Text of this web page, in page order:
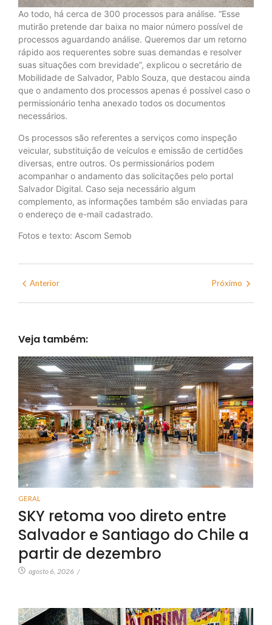
Ao todo, há cerca de 300 processos para análise. “Esse
mutirão pretende dar baixa no maior número possível de
processos aguardando análise. Queremos dar um retorno
rápido aos requerentes sobre suas demandas e resolver
suas situações com brevidade”, explicou o secretário de
Mobilidade de Salvador, Pablo Souza, que destacou ainda
que o andamento dos processos apenas é possível caso o
permissionário tenha anexado todos os documentos
necessários.
Os processos são referentes a serviços como inspeção
veicular, substituição de veículos e emissão de certidões
diversas, entre outros. Os permissionários podem
acompanhar o andamento das solicitações pelo portal
Salvador Digital. Caso seja necessário algum
complemento, as informações também são enviadas para
o endereço de e-mail cadastrado.
Fotos e texto: Ascom Semob
Anterior Próximo
Veja também:
GERAL
SKY retoma voo direto entre
Salvador e Santiago do Chile a
partir de dezembro
agosto 6, 2026 /